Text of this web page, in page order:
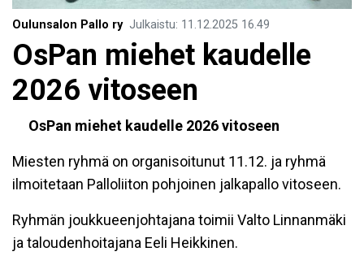
Oulunsalon Pallo ry Julkaistu: 11.12.2025 16.49
​OsPan miehet kaudelle
2026 vitoseen
OsPan miehet kaudelle 2026 vitoseen
Miesten ryhmä on organisoitunut 11.12. ja ryhmä
ilmoitetaan Palloliiton pohjoinen jalkapallo vitoseen.
Ryhmän joukkueenjohtajana toimii Valto Linnanmäki
ja taloudenhoitajana Eeli Heikkinen.